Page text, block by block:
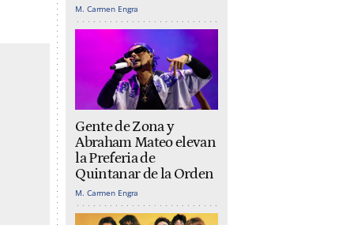
M. Carmen Engra
Gente de Zona y
Abraham Mateo elevan
la Preferia de
Quintanar de la Orden
M. Carmen Engra